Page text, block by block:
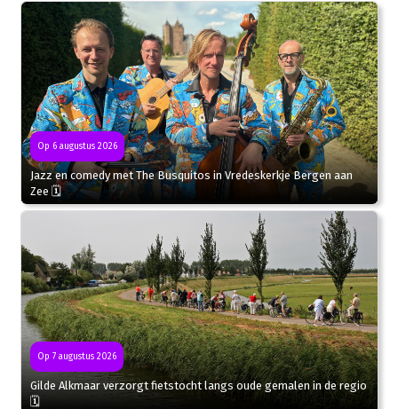
Op 6 augustus 2026
Jazz en comedy met The Busquitos in Vredeskerkje Bergen aan
Zee 🗓
Op 7 augustus 2026
Gilde Alkmaar verzorgt fietstocht langs oude gemalen in de regio
🗓